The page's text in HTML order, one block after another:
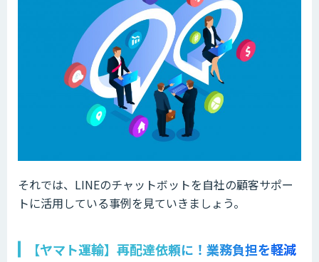
それでは、LINEのチャットボットを自社の顧客サポー
トに活用している事例を見ていきましょう。
【ヤマト運輸】再配達依頼に！業務負担を軽減